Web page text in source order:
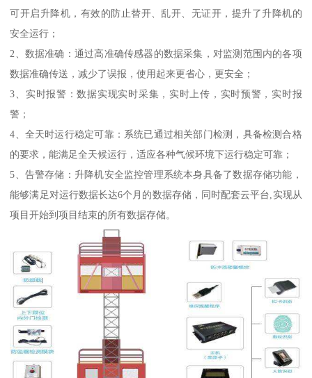
可开启升降机，有效的防止替开、乱开、无证开，提升了升降机的
安全运行；
2、数据准确：通过高准确传感器的数据采集，对监测范围内的各项
数据准确传送，减少了误报，使用起来更省心，更安全；
3、实时报警：数据实现实时采集，实时上传，实时预警，实时报
警；
4、全天时运行稳定可靠：系统已通过相关部门检测，具备检测合格
的要求，能满足全天候运行，适应各种气候环境下运行稳定可靠；
5、告警存储：升降机安全监控管理系统本身具备了数据存储功能，
能够满足对运行数据长达6个月的数据存储，同时配套云平台,实现从
项目开始到项目结束的所有数据存储。